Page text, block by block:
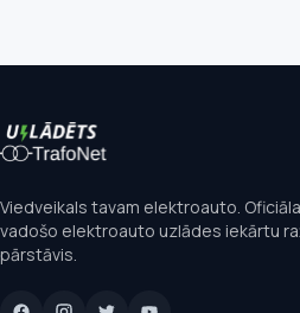
Viedveikals tavam elektroauto.
vadošo elektroauto uzlādes iekārtu
pārstāvis.